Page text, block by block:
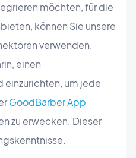
möchten, für die
können Sie unsere
verwenden.
einen
einzurichten, um jede
GoodBarber App
zu erwecken. Dieser